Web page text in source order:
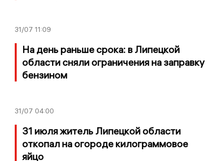
31/07 11:09
На день раньше срока: в Липецкой
области сняли ограничения на заправку
бензином
31/07 04:00
31 июля житель Липецкой области
откопал на огороде килограммовое
яйцо